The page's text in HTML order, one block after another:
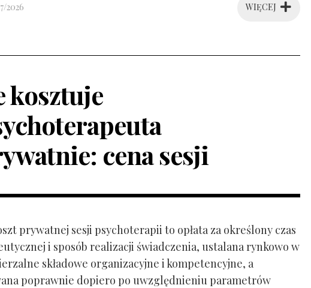
WIĘCEJ
2026
kosztuje
cena sesji
prywatnej sesji psychoterapii to opłata za określony czas
i sposób realizacji świadczenia, ustalana rynkowo w
składowe organizacyjne i kompetencyjne, a
poprawnie dopiero po uwzględnieniu parametrów